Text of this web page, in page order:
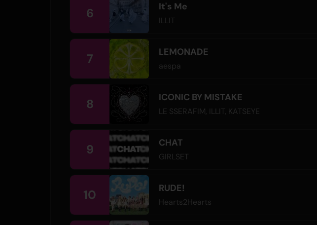
6 It's Me
ILLIT
7 LEMONADE
aespa
8 ICONIC BY MISTAKE
LE SSERAFIM, ILLIT, KATSEYE
9 CHAT
GIRLSET
10 RUDE!
Hearts2Hearts